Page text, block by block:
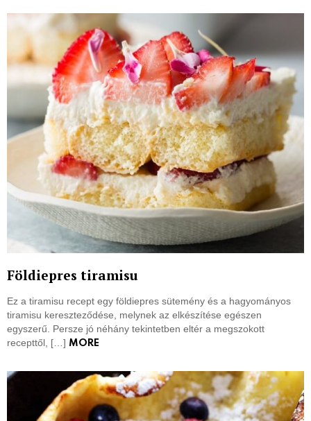
Földiepres tiramisu
Ez a tiramisu recept egy földiepres sütemény és a hagyományos
tiramisu kereszteződése, melynek az elkészítése egészen
egyszerű. Persze jó néhány tekintetben eltér a megszokott
recepttől, […] MORE